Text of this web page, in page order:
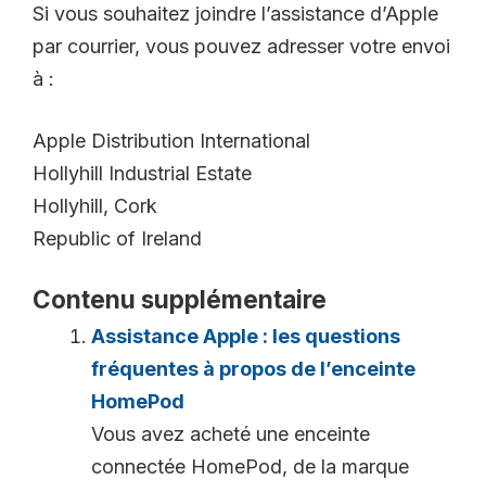
Si vous souhaitez joindre l’assistance d’Apple
par courrier, vous pouvez adresser votre envoi
à :
Apple Distribution International
Hollyhill Industrial Estate
Hollyhill, Cork
Republic of Ireland
Contenu supplémentaire
Assistance Apple : les questions
fréquentes à propos de l’enceinte
HomePod
Vous avez acheté une enceinte
connectée HomePod, de la marque